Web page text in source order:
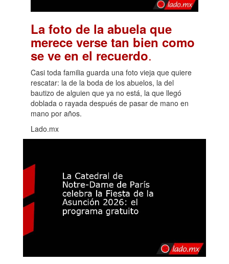
La foto de la abuela que
merece verse tan bien como
se ve en el recuerdo.
Casi toda familia guarda una foto vieja que quiere
rescatar: la de la boda de los abuelos, la del
bautizo de alguien que ya no está, la que llegó
doblada o rayada después de pasar de mano en
mano por años.
Lado.mx